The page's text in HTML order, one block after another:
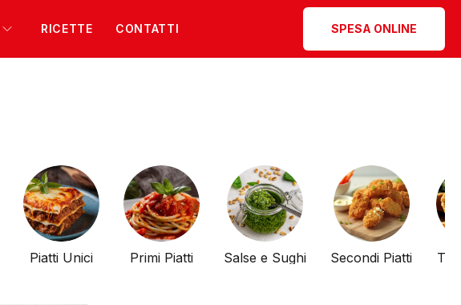
RICETTE CONTATTI SPESA ONLINE
Piatti Unici Primi Piatti Salse e Sughi Secondi Piatti